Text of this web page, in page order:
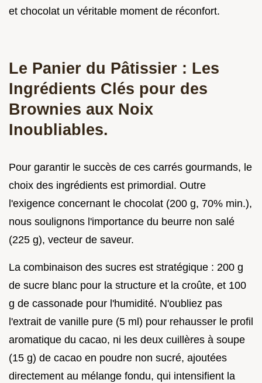
et chocolat un véritable moment de réconfort.
Le Panier du Pâtissier : Les
Ingrédients Clés pour des
Brownies aux Noix
Inoubliables.
Pour garantir le succès de ces carrés gourmands, le
choix des ingrédients est primordial. Outre
l'exigence concernant le chocolat (200 g, 70% min.),
nous soulignons l'importance du beurre non salé
(225 g), vecteur de saveur.
La combinaison des sucres est stratégique : 200 g
de sucre blanc pour la structure et la croûte, et 100
g de cassonade pour l'humidité. N'oubliez pas
l'extrait de vanille pure (5 ml) pour rehausser le profil
aromatique du cacao, ni les deux cuillères à soupe
(15 g) de cacao en poudre non sucré, ajoutées
directement au mélange fondu, qui intensifient la